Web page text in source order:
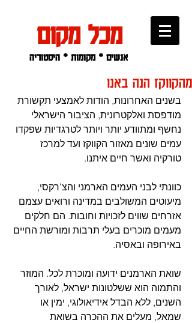
מכל מקום
אנשים * מקומות * היסטוריה
מהקווקז הנה באנו
בשנים האחרונות, הודות לאמצעי תקשורת
מודפסת ואלקטרונית, הציבור הישראלי
נחשף ומתוודע יותר ויותר לטרגדיות שפקדו
עמים שונים מאזור הקווקז ועד למרכז
טורקיה ואשר חיים איתנו.
כוונתי לבני העמים הארמני והצ'רקסי,
מיעוטים המשולבים במדינה ורואים עצמם
אזרחים שווים לזכויות וחובות. הם חלקים
מעמים מוכרים בעלי תרבות ומורשת החיים
באירופה ובאסיה.
שואת הארמנים ידועה ומוכרת לכל. המוזר
והתמוה הוא ששלטונות ישראל, לאורך
השנים, ללא הבדל אידיאולוגי, ימין או
שמאל, מעלים את ההכרה בשואת